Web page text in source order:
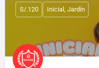
S/.120 Inicial, Jardín